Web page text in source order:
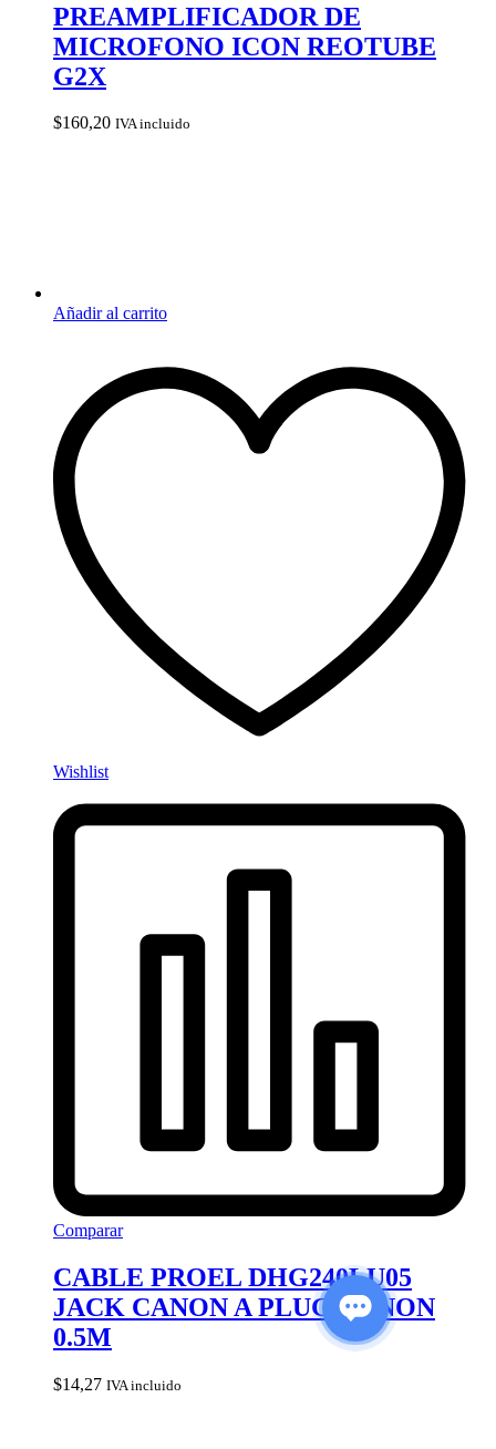
PREAMPLIFICADOR DE
MICROFONO ICON REOTUBE
G2X
$160,20 IVA incluido
Añadir al carrito
Wishlist
Comparar
CABLE PROEL DHG240LU05
JACK CANON A PLUG CANON
0.5M
$14,27 IVA incluido